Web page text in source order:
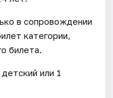
в сопровождении
категории,
билета.
или 1